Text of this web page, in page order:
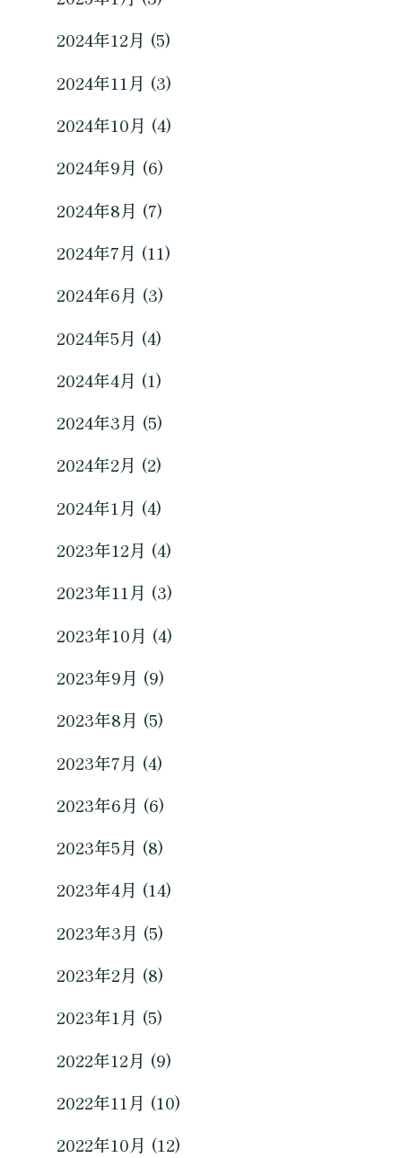
2024年12月 (5)
2024年11月 (3)
2024年10月 (4)
2024年9月 (6)
2024年8月 (7)
2024年7月 (11)
2024年6月 (3)
2024年5月 (4)
2024年4月 (1)
2024年3月 (5)
2024年2月 (2)
2024年1月 (4)
2023年12月 (4)
2023年11月 (3)
2023年10月 (4)
2023年9月 (9)
2023年8月 (5)
2023年7月 (4)
2023年6月 (6)
2023年5月 (8)
2023年4月 (14)
2023年3月 (5)
2023年2月 (8)
2023年1月 (5)
2022年12月 (9)
2022年11月 (10)
2022年10月 (12)